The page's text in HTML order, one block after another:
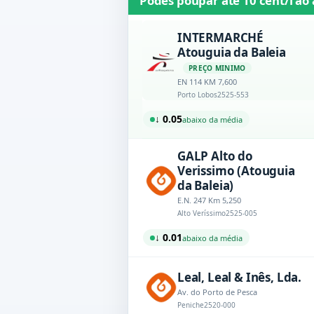
INTERMARCHÉ
Atouguia da Baleia
PREÇO MINIMO
EN 114 KM 7,600
Porto Lobos2525-553
↓ 0.05abaixo da média
GALP Alto do
Verissimo (Atouguia
da Baleia)
E.N. 247 Km 5,250
Alto Veríssimo2525-005
↓ 0.01abaixo da média
Leal, Leal & Inês, Lda.
Av. do Porto de Pesca
Peniche2520-000